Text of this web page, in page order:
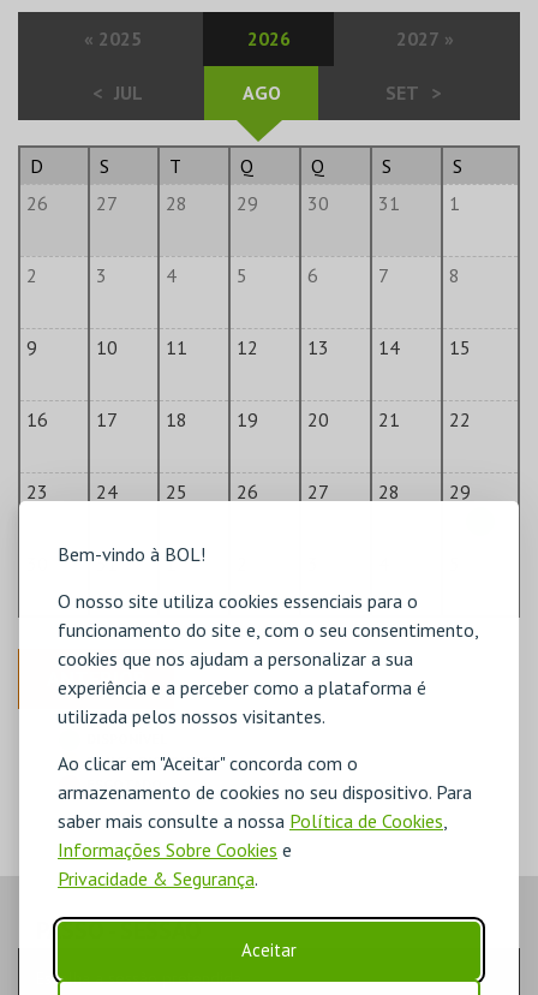
Bem-vindo à BOL!
O nosso site utiliza cookies essenciais para o
funcionamento do site e, com o seu consentimento,
cookies que nos ajudam a personalizar a sua
experiência e a perceber como a plataforma é
utilizada pelos nossos visitantes.
Ao clicar em "Aceitar" concorda com o
armazenamento de cookies no seu dispositivo. Para
saber mais consulte a nossa Política de Cookies,
Informações Sobre Cookies e
Privacidade & Segurança.
Aceitar
« 2025 2026 2027 »
< JUL AGO SET >
D S T Q Q S
S
26
27 28 29 30 31 1
2 3 4 5 6 7 8
9 10 11 12 13 14 15
16 17 18 19 20 21 22
23 24 25 26 27 28 29
31 1
ANTERIOR
POUCO DISPONÍVEL
PASSO- SESSÃO
Escolha a sessão pretendida